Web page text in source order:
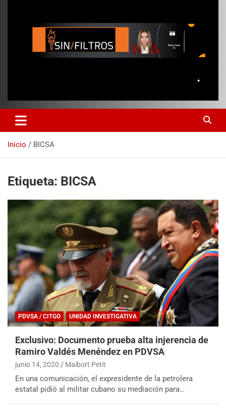
Inicio BICSA
Etiqueta: BICSA
PDVSA / CITGO UNIDAD INVESTIGATIVA
Exclusivo: Documento prueba alta injerencia de
Ramiro Valdés Menéndez en PDVSA
junio 14, 2020 Maibort Petit
En una comunicación, el expresidente de la petrolera
estatal pidió al militar cubano su mediación para…